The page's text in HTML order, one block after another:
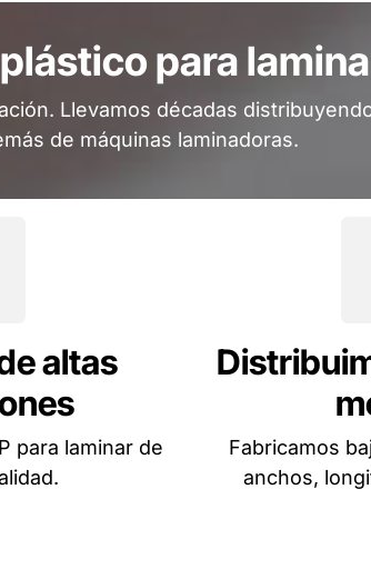
para
Llevamos décadas
de máquinas laminadoras.
altas
para laminar de
Fabricamos
anchos,